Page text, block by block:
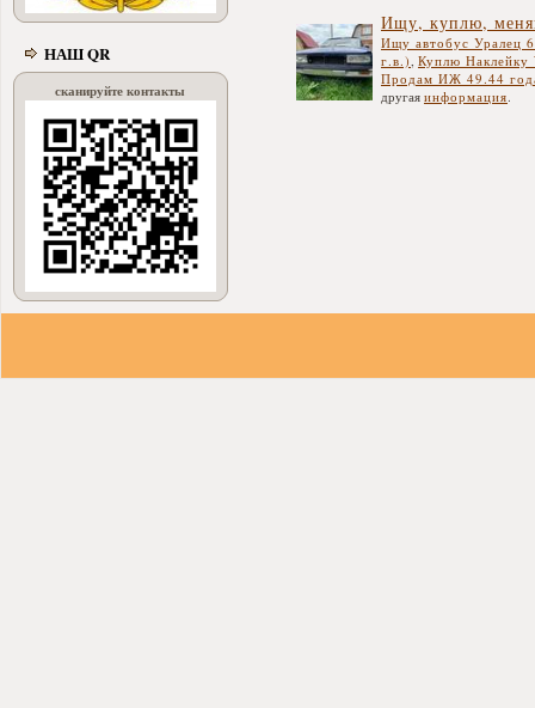
НАШ QR
сканируйте контакты
Ищу, куплю,
Ищу автобус Уралец
г.в.) Куплю
Продам ИЖ 49.44
другая информация